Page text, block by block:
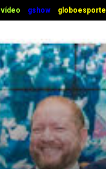
vídeo gshow globoesporte